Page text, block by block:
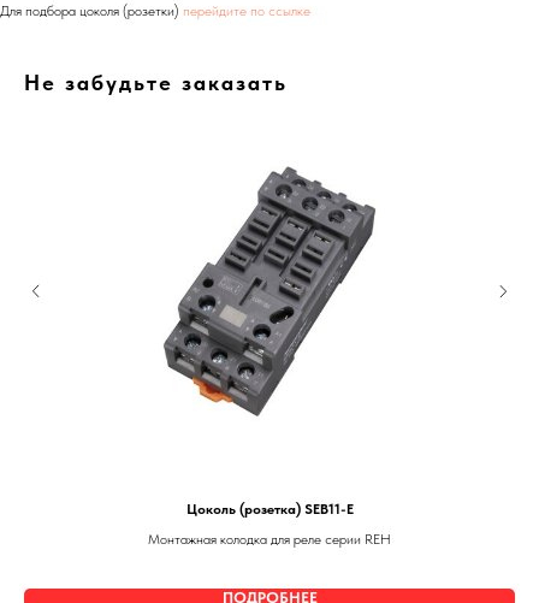
Для подбора цоколя (розетки) перейдите по ссылке
Не забудьте заказать
Цоколь (розетка) SEB11-E
Монтажная колодка для реле серии REH
ПОДРОБНЕЕ